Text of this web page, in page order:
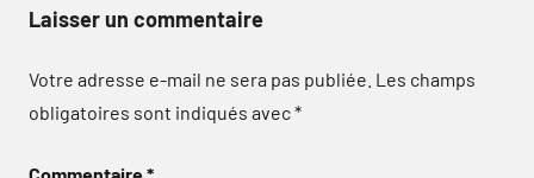
Laisser un commentaire
Votre adresse e-mail ne sera pas publiée. Les champs
obligatoires sont indiqués avec*
Commentaire*